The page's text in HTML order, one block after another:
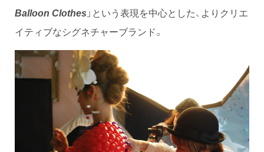
Balloon Clothes 」という表現を中心とした、よりクリエ
イティブなシグネチャーブランド。